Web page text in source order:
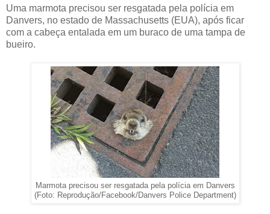
Uma marmota precisou ser resgatada pela polícia em
Danvers, no estado de Massachusetts (EUA), após ficar
com a cabeça entalada em um buraco de uma tampa de
bueiro.
Marmota precisou ser resgatada pela polícia em Danvers
(Foto: Reprodução/Facebook/Danvers Police Department)